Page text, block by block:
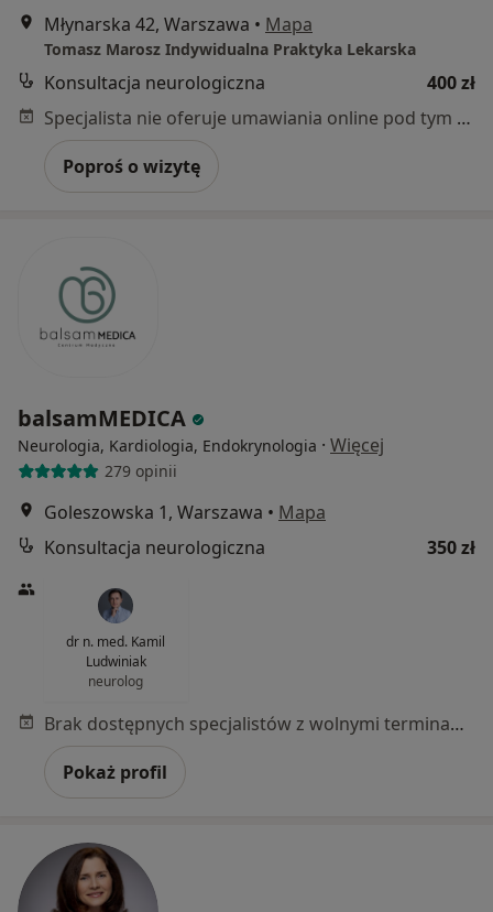
Młynarska 42, Warszawa • Mapa
Tomasz Marosz Indywidualna Praktyka Lekarska
Konsultacja neurologiczna
400 zł
Specjalista nie oferuje umawiania online pod tym adresem.
Poproś o wizytę
balsamMEDICA
Neurologia, Kardiologia, Endokrynologia · Więcej
279 opinii
Goleszowska 1, Warszawa • Mapa
Konsultacja neurologiczna
350 zł
dr n. med. Kamil
Ludwiniak
neurolog
Brak dostępnych specjalistów z wolnymi terminami w tym centrum medycznym.
Pokaż profil